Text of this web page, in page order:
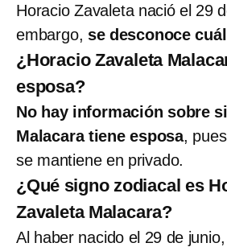
Horacio Zavaleta nació el 29
embargo, se desconoce
¿Horacio Zavaleta
esposa?
No hay información sobre
Malacara tiene esposa,
se mantiene en privado.
¿Qué signo zodiacal es
Zavaleta Malacara?
Al haber nacido el 29 de junio,